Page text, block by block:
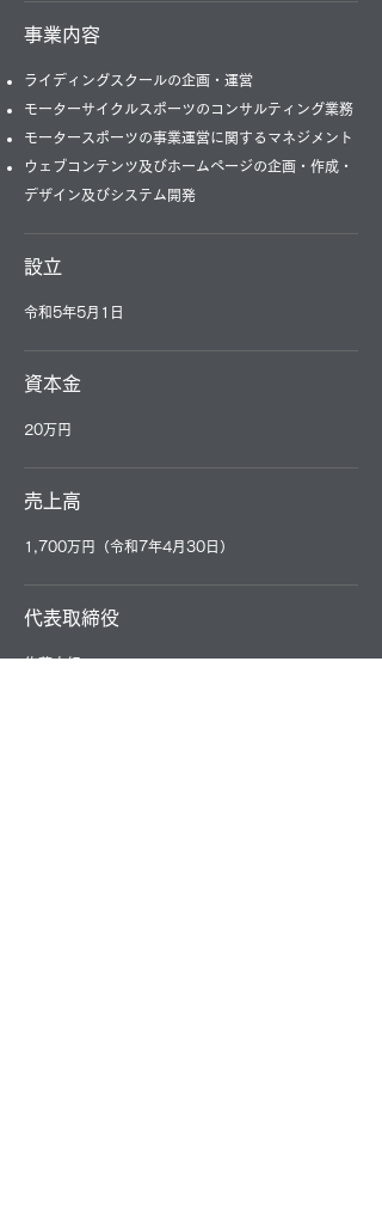
事業内容
ライディングスクールの企画・運営
モーターサイクルスポーツのコンサルティング業務
モータースポーツの事業運営に関するマネジメント
ウェブコンテンツ及びホームページの企画・作成・
デザイン及びシステム開発
設立
令和5年5月1日
資本金
20万円
売上高
1,700万円（令和7年4月30日）
代表取締役
佐藤太紀